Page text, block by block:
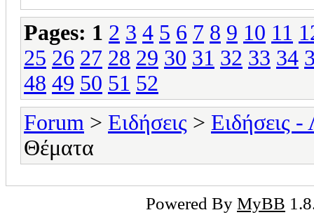
Pages: 1 2 3 4 5 6 7 8 9 10 11
25 26 27 28 29 30 31 32 33 34
48 49 50 51 52
Forum > Ειδήσεις > Ειδήσεις
Θέματα
Powered By MyBB